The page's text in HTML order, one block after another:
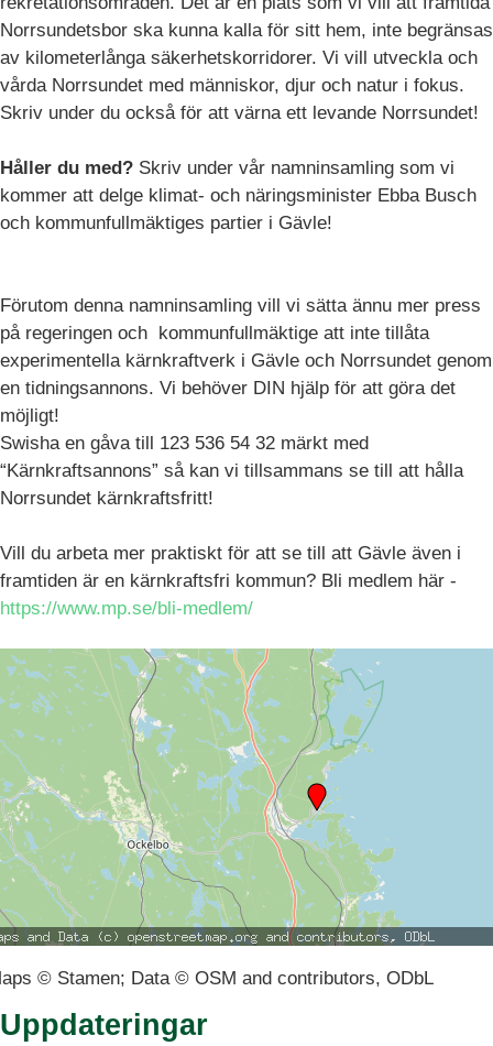
Norrsundetsbor ska kunna kalla för sitt hem, inte begränsas
av kilometerlånga säkerhetskorridorer. Vi vill utveckla och
vårda Norrsundet med människor, djur och natur i fokus.
Skriv under du också för att värna ett levande Norrsundet!
Håller du med? Skriv under vår namninsamling som vi
kommer att delge klimat- och näringsminister Ebba Busch
och kommunfullmäktiges partier i Gävle!
Förutom denna namninsamling vill vi sätta ännu mer press
på regeringen och kommunfullmäktige att inte tillåta
experimentella kärnkraftverk i Gävle och Norrsundet genom
en tidningsannons. Vi behöver DIN hjälp för att göra det
möjligt!
Swisha en gåva till 123 536 54 32 märkt med
“Kärnkraftsannons” så kan vi tillsammans se till att hålla
Norrsundet kärnkraftsfritt!
Vill du arbeta mer praktiskt för att se till att Gävle även i
framtiden är en kärnkraftsfri kommun? Bli medlem här -
https://www.mp.se/bli-medlem/
© Stamen; Data © OSM and contributors, ODbL
Uppdateringar